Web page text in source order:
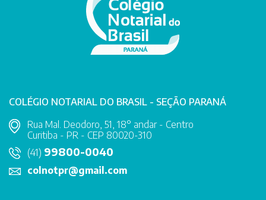
COLÉGIO NOTARIAL DO BRASIL - SEÇÃO PARANÁ
Rua Mal. Deodoro, 51, 18° andar - Centro
Curitiba - PR - CEP 80020-310
(41) 99800-0040
colnotpr@gmail.com